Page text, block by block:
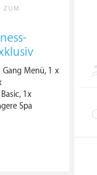
ZUM
Menü, 1 x
1x
Spa